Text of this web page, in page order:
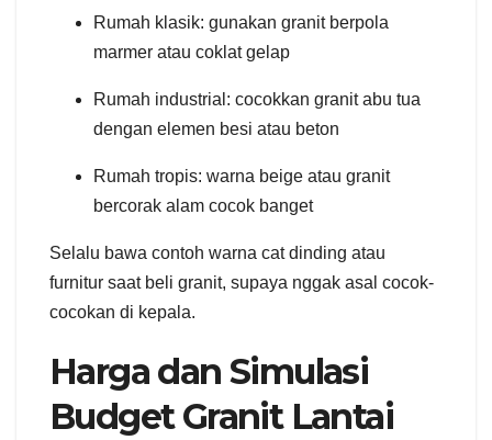
Rumah klasik: gunakan granit berpola
marmer atau coklat gelap
Rumah industrial: cocokkan granit abu tua
dengan elemen besi atau beton
Rumah tropis: warna beige atau granit
bercorak alam cocok banget
Selalu bawa contoh warna cat dinding atau
furnitur saat beli granit, supaya nggak asal cocok-
cocokan di kepala.
Harga dan Simulasi
Budget Granit Lantai